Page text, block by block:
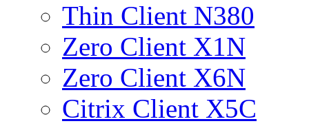
Thin Client N380
Zero Client X1N
Zero Client X6N
Citrix Client X5C